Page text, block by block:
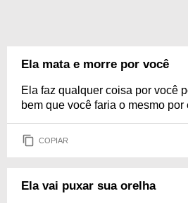
Ela mata e morre por você
Ela faz qualquer coisa por você
bem que você faria o mesmo por
COPIAR
Ela vai puxar sua orelha